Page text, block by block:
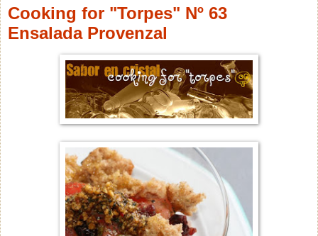
Cooking for "Torpes" Nº 63
Ensalada Provenzal